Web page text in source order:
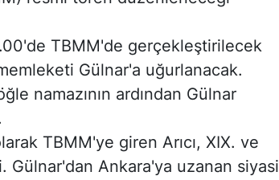
TBMM'de gerçekleştirilecek
Gülnar'a uğurlanacak.
namazının ardından Gülnar
TBMM'ye giren Arıcı, XIX. ve
Ankara'ya uzanan siyasi